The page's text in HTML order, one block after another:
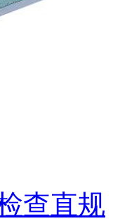
查直规